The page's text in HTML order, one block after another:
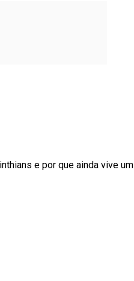
e por que ainda vive um